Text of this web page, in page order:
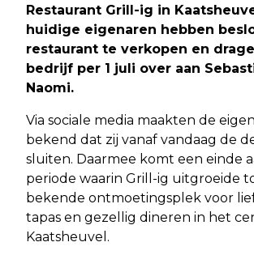
Restaurant Grill-ig in
huidige eigenaren hebben
restaurant te verkopen en
bedrijf per 1 juli over aan
Naomi.
Via sociale media maakten de
bekend dat zij vanaf vandaag de
sluiten. Daarmee komt een einde
periode waarin Grill-ig uitgroeide
bekende ontmoetingsplek voor
tapas en gezellig dineren in het
Kaatsheuvel.